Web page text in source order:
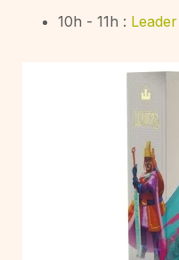
10h - 11h : Leader